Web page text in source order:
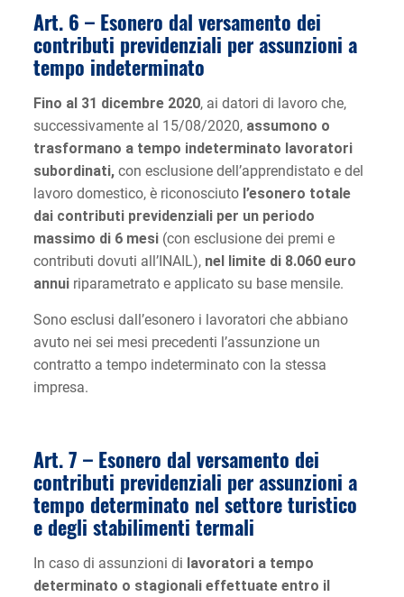
Art. 6 – Esonero dal versamento dei
contributi previdenziali per assunzioni a
tempo indeterminato
Fino al 31 dicembre 2020, ai datori di lavoro che,
successivamente al 15/08/2020, assumono o
trasformano a tempo indeterminato lavoratori
subordinati,con esclusione dell’apprendistato e del
lavoro domestico, è riconosciuto l’esonero totale
dai contributi previdenziali per un periodo
massimo di 6 mesi(con esclusione dei premi e
contributi dovuti all’INAIL), nel limite di 8.060 euro
annuiriparametrato e applicato su base mensile.
Sono esclusi dall’esonero i lavoratori che abbiano
avuto nei sei mesi precedenti l’assunzione un
contratto a tempo indeterminato con la stessa
impresa.
Art. 7 – Esonero dal versamento dei
contributi previdenziali per assunzioni a
tempo determinato nel settore turistico
e degli stabilimenti termali
In caso di assunzioni di lavoratori a tempo
determinato o stagionali effettuate entro il